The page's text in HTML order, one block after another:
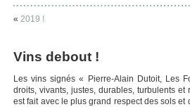
« 2019 !
Vins debout !
Les vins signés « Pierre-Alain Dutoit, Les
droits, vivants, justes, durables, turbulents
est fait avec le plus grand respect des sols et